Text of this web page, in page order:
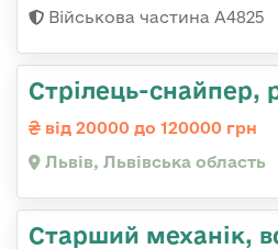
Військова частина А4825
Стрілець-снайпер,
від 20000 до 120000 грн
Львів, Львівська область
Старший механік,